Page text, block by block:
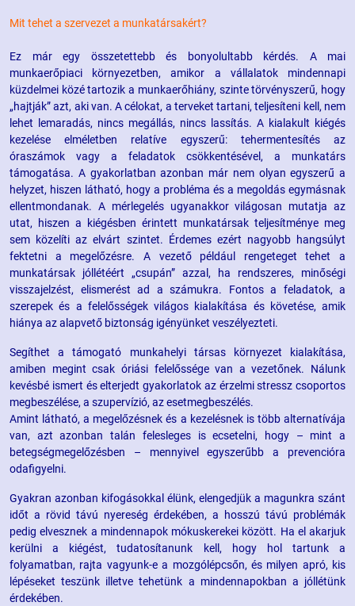
Mit tehet a szervezet a munkatársakért?
Ez már egy összetettebb és bonyolultabb kérdés. A mai
munkaerőpiaci környezetben, amikor a vállalatok mindennapi
küzdelmei közé tartozik a munkaerőhiány, szinte törvényszerű, hogy
„hajtják” azt, aki van. A célokat, a terveket tartani, teljesíteni kell, nem
lehet lemaradás, nincs megállás, nincs lassítás. A kialakult kiégés
kezelése elméletben relatíve egyszerű: tehermentesítés az
óraszámok vagy a feladatok csökkentésével, a munkatárs
támogatása. A gyakorlatban azonban már nem olyan egyszerű a
helyzet, hiszen látható, hogy a probléma és a megoldás egymásnak
ellentmondanak. A mérlegelés ugyanakkor világosan mutatja az
utat, hiszen a kiégésben érintett munkatársak teljesítménye meg
sem közelíti az elvárt szintet. Érdemes ezért nagyobb hangsúlyt
fektetni a megelőzésre. A vezető például rengeteget tehet a
munkatársak jóllétéért „csupán” azzal, ha rendszeres, minőségi
visszajelzést, elismerést ad a számukra. Fontos a feladatok, a
szerepek és a felelősségek világos kialakítása és követése, amik
hiánya az alapvető biztonság igényünket veszélyezteti.
Segíthet a támogató munkahelyi társas környezet kialakítása,
amiben megint csak óriási felelőssége van a vezetőnek. Nálunk
kevésbé ismert és elterjedt gyakorlatok az érzelmi stressz csoportos
megbeszélése, a szupervízió, az esetmegbeszélés.
Amint látható, a megelőzésnek és a kezelésnek is több alternatívája
van, azt azonban talán felesleges is ecsetelni, hogy – mint a
betegségmegelőzésben – mennyivel egyszerűbb a prevencióra
odafigyelni.
Gyakran azonban kifogásokkal élünk, elengedjük a magunkra szánt
időt a rövid távú nyereség érdekében, a hosszú távú problémák
pedig elvesznek a mindennapok mókuskerekei között. Ha el akarjuk
kerülni a kiégést, tudatosítanunk kell, hogy hol tartunk a
folyamatban, rajta vagyunk-e a mozgólépcsőn, és milyen apró, kis
lépéseket teszünk illetve tehetünk a mindennapokban a jóllétünk
érdekében.